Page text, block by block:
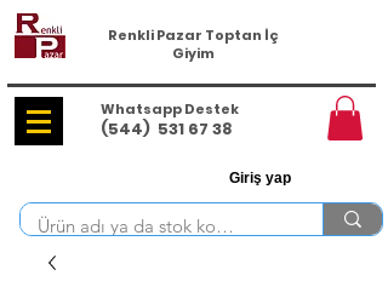
Renkli Pazar Toptan İç
Giyim
Whatsapp Destek
(544) 531 67 38
Giriş yap